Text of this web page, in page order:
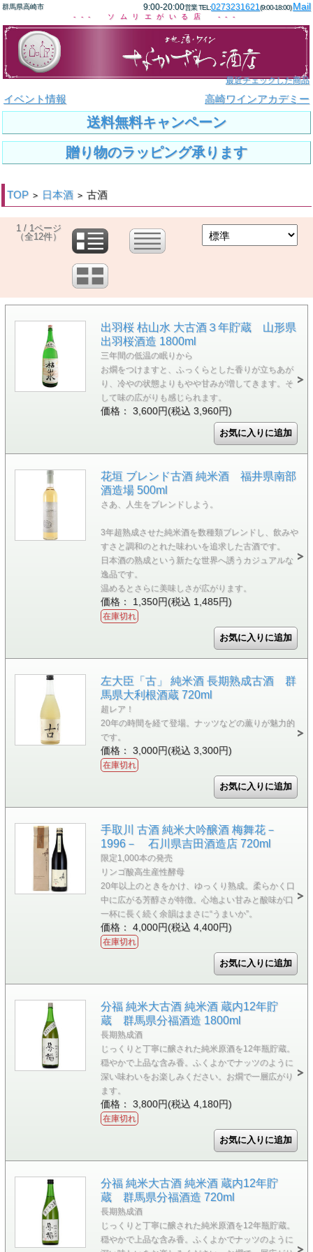
群馬県高崎市 9:00-20:00営業 TEL:0273231621(9:00-18:00)Mail
--- ソムリエがいる店 ---
最近チェックした商品
イベント情報 高崎ワインアカデミー
送料無料キャンペーン
贈り物のラッピング承ります
TOP > 日本酒 > 古酒
1 / 1ページ
（全12件）
出羽桜 枯山水 大古酒３年貯蔵 山形県
出羽桜酒造 1800ml
三年間の低温の眠りから
お燗をつけますと、ふっくらとした香りが立ちあが
り、冷やの状態よりもやや甘みが増してきます。そ
して味の広がりも感じられます。
価格： 3,600円(税込 3,960円)
花垣 ブレンド古酒 純米酒 福井県南部
酒造場 500ml
さあ、人生をブレンドしよう。
3年超熟成させた純米酒を数種類ブレンドし、飲みや
すさと調和のとれた味わいを追求した古酒です。
日本酒の熟成という新たな世界へ誘うカジュアルな
逸品です。
温めるとさらに美味しさが広がります。
価格： 1,350円(税込 1,485円)
在庫切れ
左大臣「古」 純米酒 長期熟成古酒 群
馬県大利根酒蔵 720ml
超レア！
20年の時間を経て登場。ナッツなどの薫りが魅力的
です。
価格： 3,000円(税込 3,300円)
在庫切れ
手取川 古酒 純米大吟醸酒 梅舞花－
1996－ 石川県吉田酒造店 720ml
限定1,000本の発売
リンゴ酸高生産性酵母
20年以上のときをかけ、ゆっくり熟成。柔らかく口
中に広がる芳醇さが特徴。心地よい甘みと酸味が口
一杯に長く続く余韻はまさに“うまいか”。
価格： 4,000円(税込 4,400円)
在庫切れ
分福 純米大古酒 純米酒 蔵内12年貯
蔵 群馬県分福酒造 1800ml
長期熟成酒
じっくりと丁寧に醸された純米原酒を12年瓶貯蔵。
穏やかで上品な含み香。ふくよかでナッツのように
深い味わいをお楽しみください。お燗で一層広がり
ます。
価格： 3,800円(税込 4,180円)
在庫切れ
分福 純米大古酒 純米酒 蔵内12年貯
蔵 群馬県分福酒造 720ml
長期熟成酒
じっくりと丁寧に醸された純米原酒を12年瓶貯蔵。
穏やかで上品な含み香。ふくよかでナッツのように